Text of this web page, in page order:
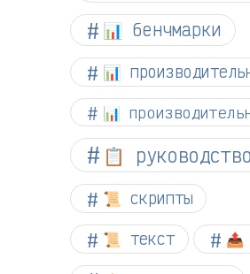
📊 бенчмарки
📊
📊
📋 руководство
📜 скрипты
📜 текст 📤